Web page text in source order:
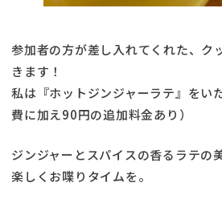
参加者の方が差し入れてくれた、ク
きます！
私は『ホットジンジャーラテ』をい
費に加え90円の追加料金あり）
ジンジャーとスパイスの香るラテの
楽しくお喋りタイムを。